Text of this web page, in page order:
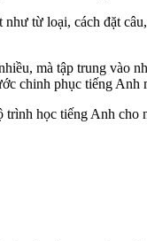
từ loại, cách đặt
mà tập trung vào
chinh phục tiếng Anh
học tiếng Anh